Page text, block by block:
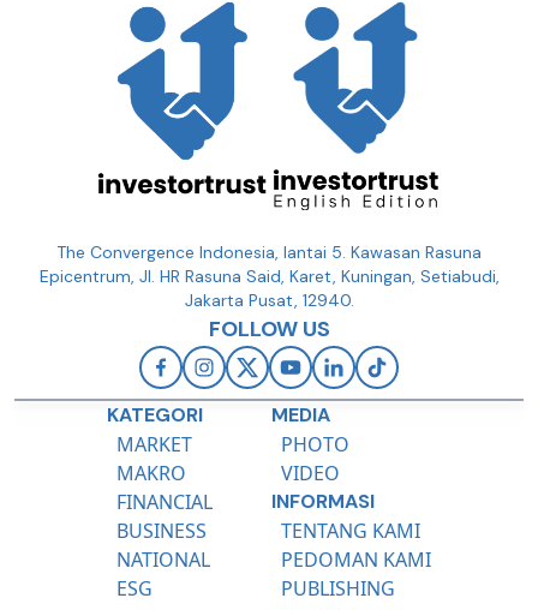
The Convergence Indonesia, lantai 5. Kawasan Rasuna
Epicentrum, Jl. HR Rasuna Said, Karet, Kuningan, Setiabudi,
Jakarta Pusat, 12940.
FOLLOW US
KATEGORI
MARKET
MAKRO
FINANCIAL
BUSINESS
NATIONAL
ESG
MEDIA
PHOTO
VIDEO
INFORMASI
TENTANG KAMI
PEDOMAN KAMI
PUBLISHING